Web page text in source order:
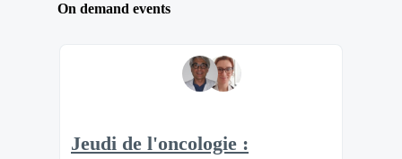
On demand events
Jeudi de l'oncologie :